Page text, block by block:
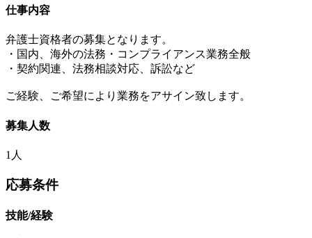
仕事内容
弁護士資格者の募集となります。
・国内、海外の法務・コンプライアンス業務全般
・契約関連、法務相談対応、訴訟など
ご経験、ご希望により業務をアサイン致します。
募集人数
1人
応募条件
技能/経験